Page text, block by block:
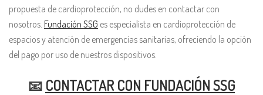
propuesta de cardioprotección, no dudes en contactar con
nosotros. Fundación SSG es especialista en cardioprotección de
espacios y atención de emergencias sanitarias, ofreciendo la opción
del pago por uso de nuestros dispositivos.
📧 CONTACTAR CON FUNDACIÓN SSG